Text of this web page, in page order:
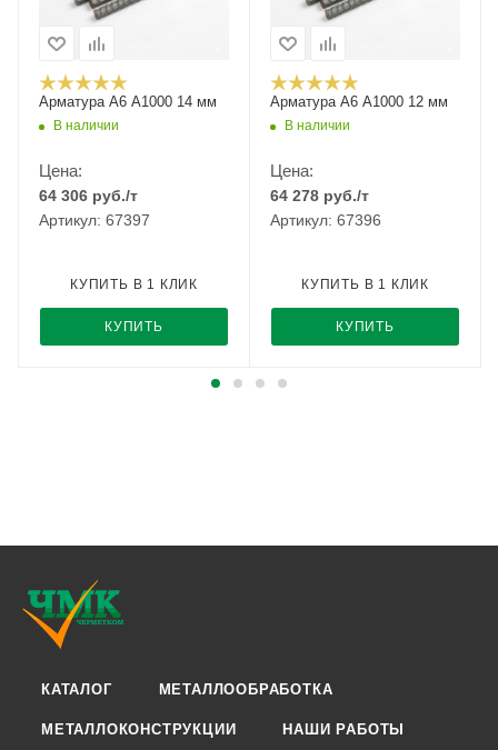
Арматура А6 А1000 14 мм
В наличии
Цена:
64 306 руб./т
Артикул: 67397
КУПИТЬ
КУПИТЬ В 1 КЛИК
Арматура А6 А1000 12 мм
В наличии
Цена:
64 278 руб./т
Артикул: 67396
КУПИТЬ
КУПИТЬ В 1 КЛИК
КАТАЛОГ МЕТАЛЛООБРАБОТКА
МЕТАЛЛОКОНСТРУКЦИИ НАШИ РАБОТЫ